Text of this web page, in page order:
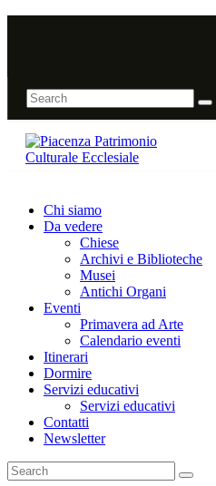
Chi siamo
Da vedere
Chiese
Archivi e Biblioteche
Musei
Antichi Organi
Eventi
Primavera ad Arte
Calendario eventi
Itinerari
Dormire
Servizi educativi
Servizi educativi
Contatti
Newsletter